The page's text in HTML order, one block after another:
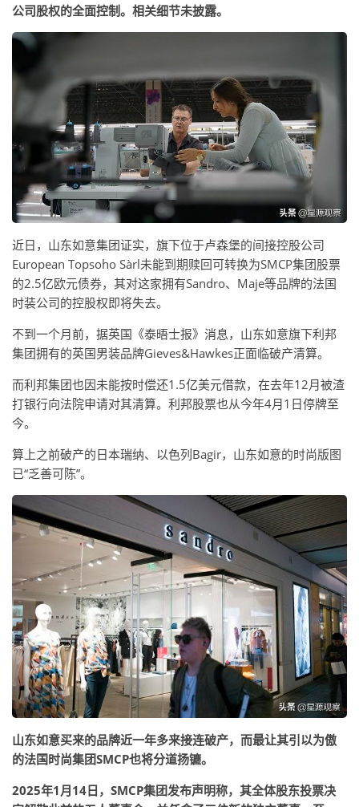
公司股权的全面控制。相关细节未披露。
近日，山东如意集团证实，旗下位于卢森堡的间接控股公司
European Topsoho Sàrl未能到期赎回可转换为SMCP集团股票
的2.5亿欧元债券，其对这家拥有Sandro、Maje等品牌的法国
时装公司的控股权即将失去。
不到一个月前，据英国《泰晤士报》消息，山东如意旗下利邦
集团拥有的英国男装品牌Gieves&Hawkes正面临破产清算。
而利邦集团也因未能按时偿还1.5亿美元借款，在去年12月被渣
打银行向法院申请对其清算。利邦股票也从今年4月1日停牌至
今。
算上之前破产的日本瑞纳、以色列Bagir，山东如意的时尚版图
已“乏善可陈”。
山东如意买来的品牌近一年多来接连破产，而最让其引以为傲
的法国时尚集团SMCP也将分道扬镳。
2025年1月14日，SMCP集团发布声明称，其全体股东投票决